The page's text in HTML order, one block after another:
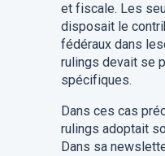
et fiscale. Les
disposait le
fédéraux dans
rulings devait se
spécifiques.
Dans ces cas
rulings adoptait
Dans sa